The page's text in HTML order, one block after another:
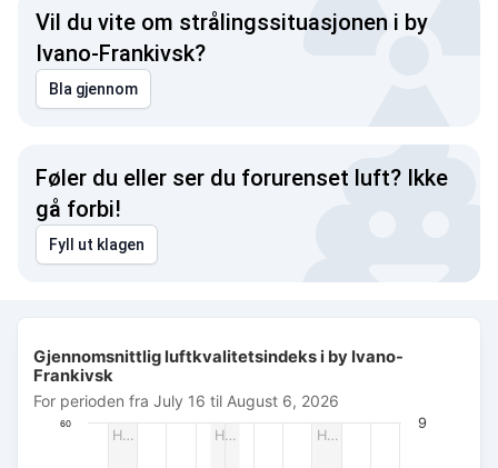
Vil du vite om strålingssituasjonen i by
Ivano-Frankivsk?
Bla gjennom
Føler du eller ser du forurenset luft? Ikke
gå forbi!
Fyll ut klagen
Combination chart with 3 data series.
For perioden fra July 16 til August 6, 2026
The chart has 1 X axis displaying Dato. Data ranges from
The chart has 3 Y axes displaying AQI PM2.5, Wind power
H…
H…
H…
Gjennomsnittlig luftkvalitetsindeks i by Ivano-
Frankivsk
For perioden fra July 16 til August 6, 2026
60 9